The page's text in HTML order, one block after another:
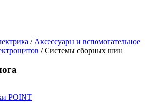
/ Аксессуары и вспомогательное
/Системы сборных шин
POINT